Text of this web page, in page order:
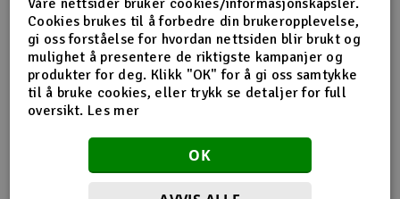
nybegynnerutstyr og avanserte løsninger hos samme
leverandør. Da internett for alvor endret
handelsmønstrene på 2000-tallet, satset Norwegian
Modellers tidlig på netthandel. Nettbutikken modellers.no
gjorde det mulig for kunder fra hele landet å handle
spesialprodukter som tidligere ofte bare var tilgjengelige i
større byer. Samtidig fortsatte selskapet å drive fysisk
Cookies brukes til å forbedre din brukeropplevelse,
gi oss forståelse for hvordan nettsiden blir brukt og
mulighet å presentere de riktigste kampanjer og
produkter for deg. Klikk "OK" for å gi oss samtykke
til å bruke cookies, eller trykk se detaljer for full
oversikt. Les mer
OK